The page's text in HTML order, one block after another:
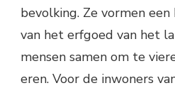
bevolking. Ze vormen
van het erfgoed van het
mensen samen om te
eren. Voor de inwoners